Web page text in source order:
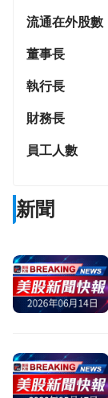
流通在外股數
董事長
執行長
財務長
員工人數
新聞